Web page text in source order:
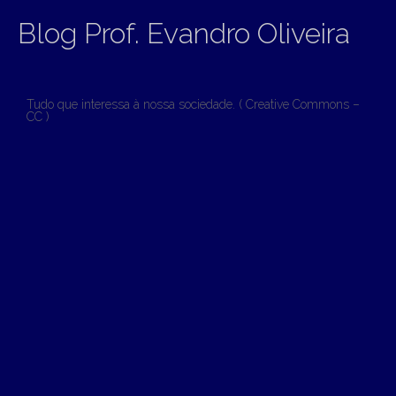
Blog Prof. Evandro Oliveira
Tudo que interessa à nossa sociedade. ( Creative Commons –
CC )